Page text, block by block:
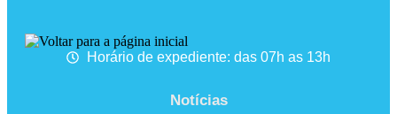
Horário de expediente: das 07h as 13h
Notícias